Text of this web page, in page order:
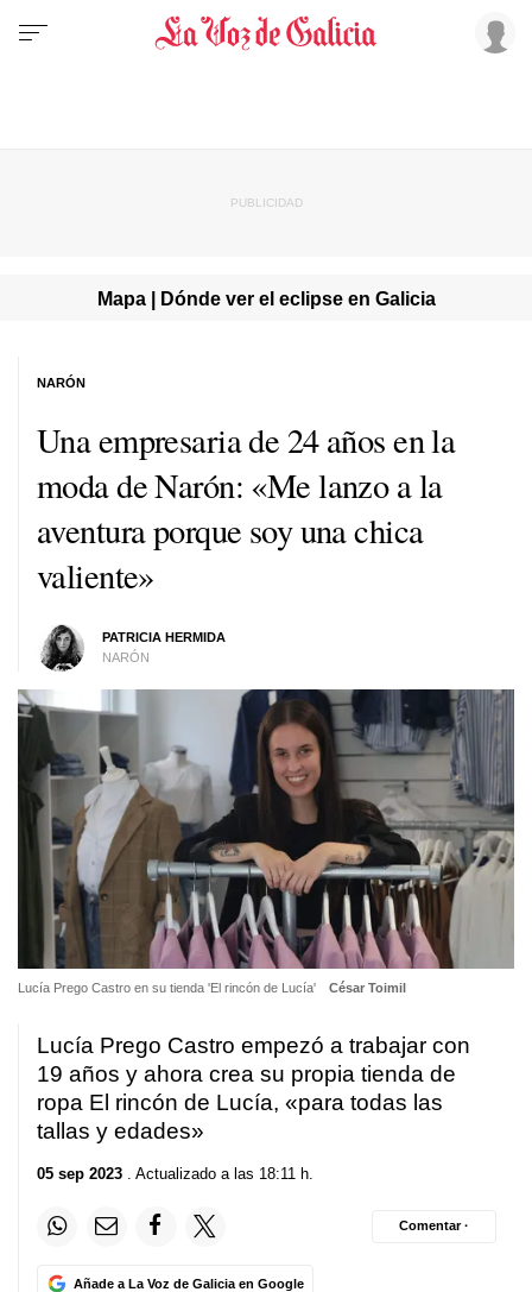
Mapa | Dónde ver el eclipse en Galicia
Una empresaria de 24 años en la
moda de Narón: «Me lanzo a la
aventura porque soy una chica
valiente»
PATRICIA HERMIDA
NARÓN
NARÓN
Lucía Prego Castro en su tienda 'El rincón de Lucía' César Toimil
Lucía Prego Castro empezó a trabajar con
19 años y ahora crea su propia tienda de
ropa El rincón de Lucía, «para todas las
tallas y edades»
05 sep 2023 . Actualizado a las 18:11 h.
Añade a La Voz de Galicia en Google
Comentar ·